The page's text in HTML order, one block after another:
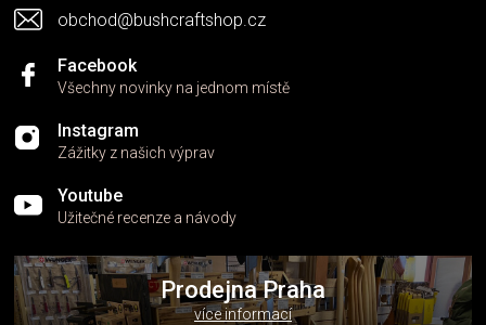
obchod@bushcraftshop.cz
Facebook
Všechny novinky na jednom místě
Instagram
Zážitky z našich výprav
Youtube
Užitečné recenze a návody
Prodejna Praha
více informací